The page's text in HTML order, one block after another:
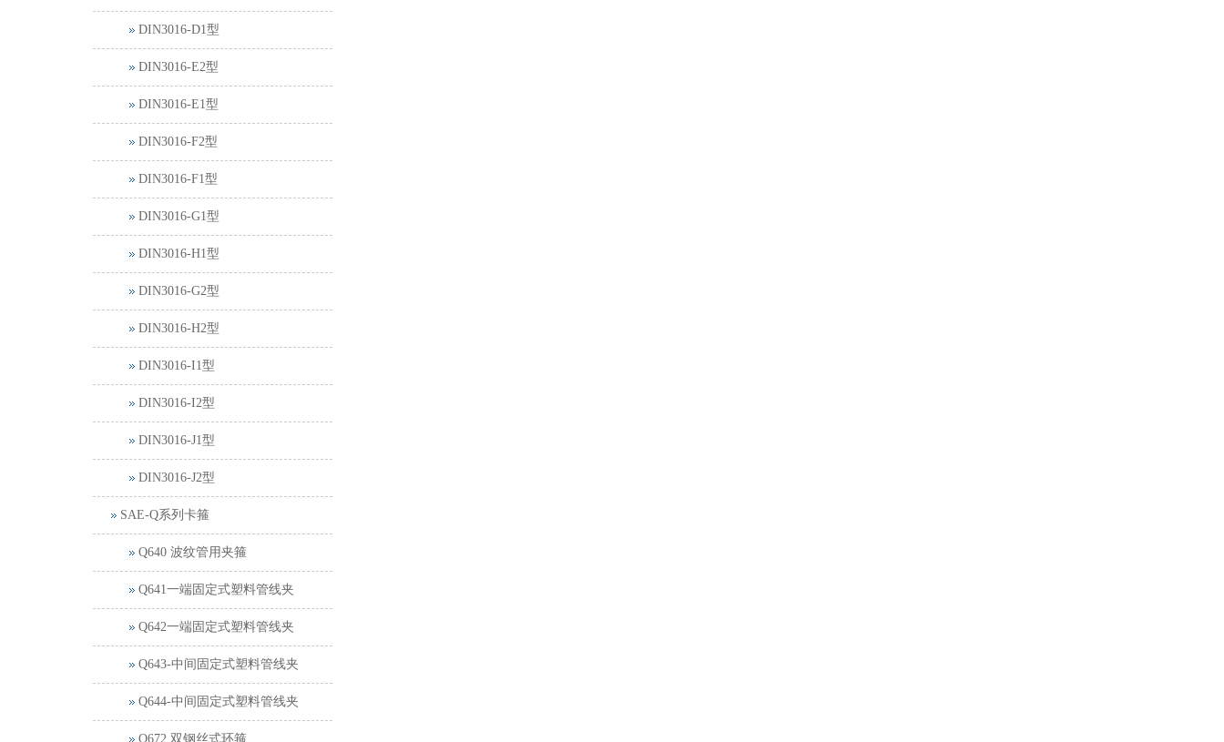
DIN3016-D1型
DIN3016-E2型
DIN3016-E1型
DIN3016-F2型
DIN3016-F1型
DIN3016-G1型
DIN3016-H1型
DIN3016-G2型
DIN3016-H2型
DIN3016-I1型
DIN3016-I2型
DIN3016-J1型
DIN3016-J2型
SAE-Q系列卡箍
Q640 波纹管用夹箍
Q641一端固定式塑料管线夹
Q642一端固定式塑料管线夹
Q643-中间固定式塑料管线夹
Q644-中间固定式塑料管线夹
Q672 双钢丝式环箍